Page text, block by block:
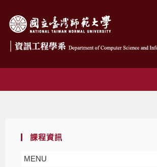
課程資訊
MENU